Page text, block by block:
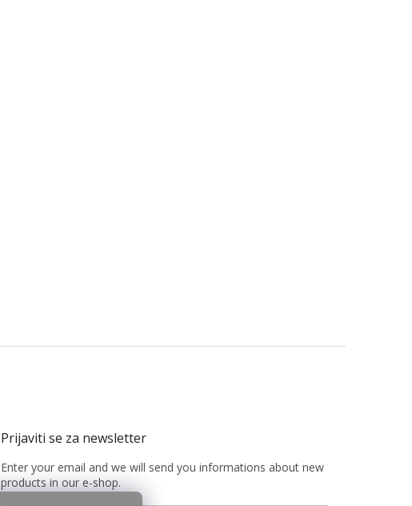
Enter your email and we will send you informations about new
products in our e-shop.